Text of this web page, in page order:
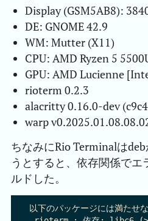
Display (GSM5AB8):
DE: GNOME 42.9
WM: Mutter (X11)
CPU: AMD Ryzen 5
GPU: AMD Lucienne
rioterm 0.2.3
alacritty 0.16.0-dev
warp
ちなみにRio Terminalは
うとすると、依存関係で
ルドした。
以下のパッケージには満たせ